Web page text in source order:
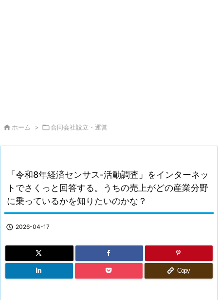
 ホーム > 合同会社設立・運営
「令和8年経済センサス-活動調査」をインターネッ
トでさくっと回答する。うちの売上がどの産業分野
に乗っているかを知りたいのかな？
 2026-04-17
Copy